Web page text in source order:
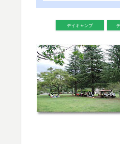
デイキャンプ